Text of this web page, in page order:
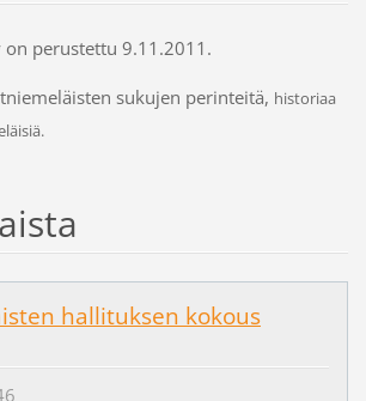
on perustettu 9.11.2011.
sukujen perinteitä, historiaa
hallituksen kokous